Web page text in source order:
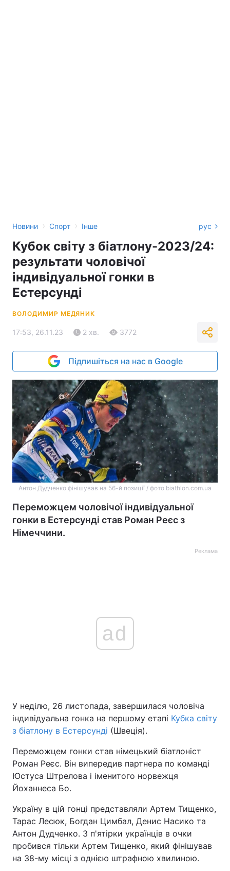
Новини › Спорт › Інше рус
Кубок світу з біатлону-2023/24:
результати чоловічої
індивідуальної гонки в
Естерсунді
ВОЛОДИМИР МЕДЯНИК
17:53, 26.11.23 2 хв. 3772
Підпишіться на нас в Google
Антон Дудченко фінішував на 56-й позиції / фото biathlon.com.ua
Переможцем чоловічої індивідуальної
гонки в Естерсунді став Роман Реєс з
Німеччини.
Реклама
ad
У неділю, 26 листопада, завершилася чоловіча
індивідуальна гонка на першому етапі Кубка світу
з біатлону в Естерсунді (Швеція).
Переможцем гонки став німецький біатлоніст
Роман Реєс. Він випередив партнера по команді
Юстуса Штрелова і іменитого норвежця
Йоханнеса Бо.
Україну в цій гонці представляли Артем Тищенко,
Тарас Лесюк, Богдан Цимбал, Денис Насико та
Антон Дудченко. З п'ятірки українців в очки
пробився тільки Артем Тищенко, який фінішував
на 38-му місці з однією штрафною хвилиною.